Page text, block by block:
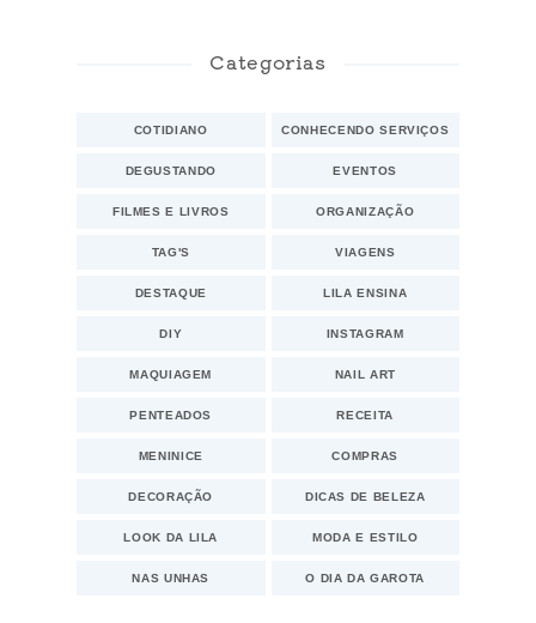
Categorias
COTIDIANO CONHECENDO SERVIÇOS
DEGUSTANDO EVENTOS
FILMES E LIVROS ORGANIZAÇÃO
TAG'S VIAGENS
DESTAQUE LILA ENSINA
DIY INSTAGRAM
MAQUIAGEM NAIL ART
PENTEADOS RECEITA
MENINICE COMPRAS
DECORAÇÃO DICAS DE BELEZA
LOOK DA LILA MODA E ESTILO
NAS UNHAS O DIA DA GAROTA